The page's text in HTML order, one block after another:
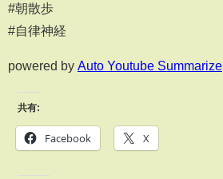
#朝散歩
#自律神経
powered by Auto Youtube Summarize
共有:
Facebook X